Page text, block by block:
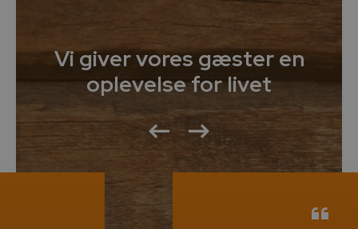
Vi giver vores gæster en
oplevelse for livet